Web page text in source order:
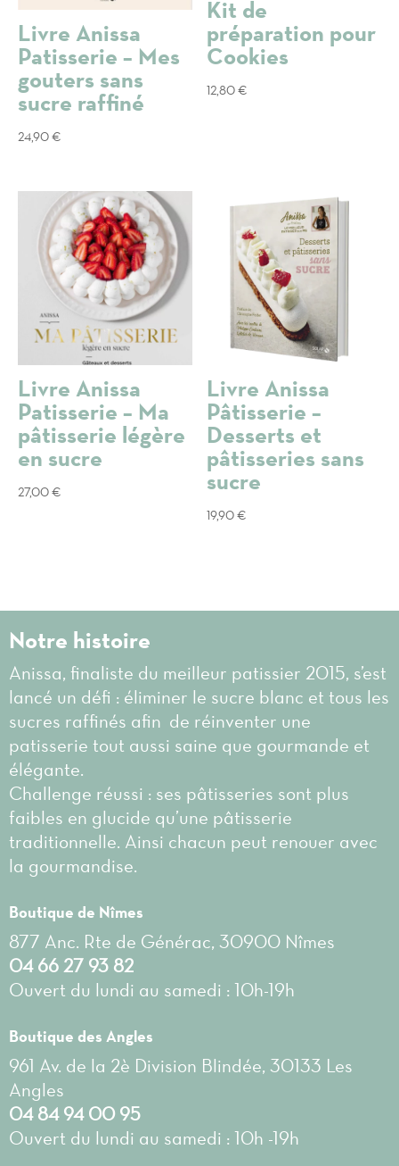
Livre Anissa
Patisserie – Mes
gouters sans
sucre raffiné
24,90€
Kit de
préparation pour
Cookies
12,80€
Livre Anissa
Patisserie – Ma
pâtisserie légère
en sucre
27,00€
Livre Anissa
Pâtisserie –
Desserts et
pâtisseries sans
sucre
19,90€
Notre histoire
Anissa, finaliste du meilleur patissier 2015, s’est
lancé un défi : éliminer le sucre blanc et tous les
sucres raffinés afin de réinventer une
patisserie tout aussi saine que gourmande et
élégante.
Challenge réussi : ses pâtisseries sont plus
faibles en glucide qu’une pâtisserie
traditionnelle. Ainsi chacun peut renouer avec
la gourmandise.
Boutique de Nîmes
877 Anc. Rte de Générac, 30900 Nîmes
04 66 27 93 82
Ouvert du lundi au samedi : 10h-19h
Boutique des Angles
961 Av. de la 2è Division Blindée, 30133 Les
Angles
04 84 94 00 95
Ouvert du lundi au samedi : 10h -19h